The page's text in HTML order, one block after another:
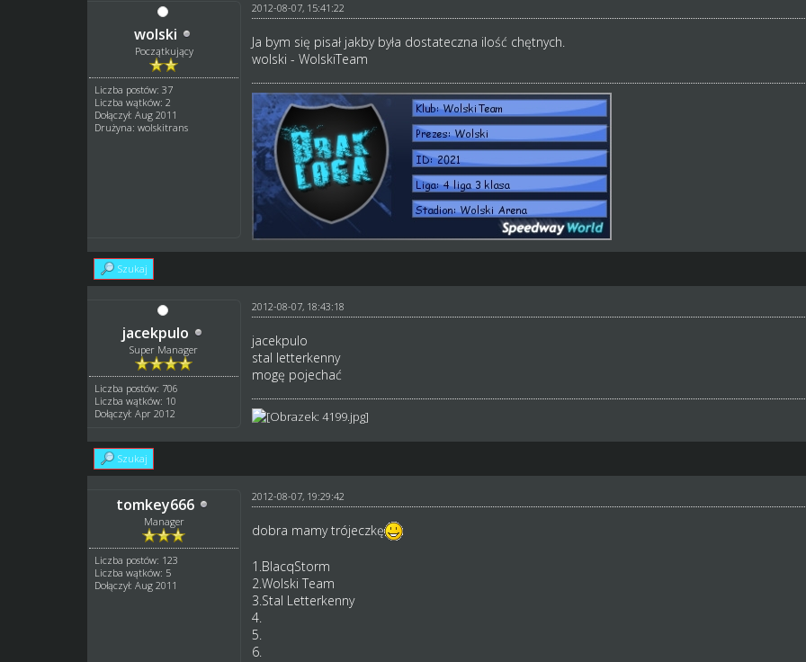
wolski
Początkujący
Liczba postów: 37
Liczba wątków: 2
Dołączył: Aug 2011
Drużyna: wolskitrans
2012-08-07, 15:41:22
Ja bym się pisał jakby była dostateczna ilość chętnych.
wolski - WolskiTeam
Szukaj
jacekpulo
Super Manager
Liczba postów: 706
Liczba wątków: 10
Dołączył: Apr 2012
2012-08-07, 18:43:18
jacekpulo
stal letterkenny
mogę pojechać
Szukaj
tomkey666
Manager
Liczba postów: 123
Liczba wątków: 5
Dołączył: Aug 2011
2012-08-07, 19:29:42
dobra mamy trójeczkę
1.BlacqStorm
2.Wolski Team
3.Stal Letterkenny
4.
5.
6.